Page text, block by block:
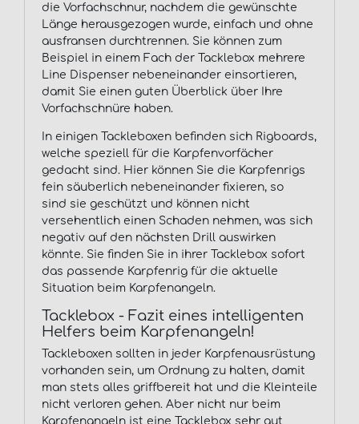
die Vorfachschnur, nachdem die gewünschte
Länge herausgezogen wurde, einfach und ohne
ausfransen durchtrennen. Sie können zum
Beispiel in einem Fach der Tacklebox mehrere
Line Dispenser nebeneinander einsortieren,
damit Sie einen guten Überblick über Ihre
Vorfachschnüre haben.
In einigen Tackleboxen befinden sich Rigboards,
welche speziell für die Karpfenvorfächer
gedacht sind. Hier können Sie die Karpfenrigs
fein säuberlich nebeneinander fixieren, so
sind sie geschützt und können nicht
versehentlich einen Schaden nehmen, was sich
negativ auf den nächsten Drill auswirken
könnte. Sie finden Sie in ihrer Tacklebox sofort
das passende Karpfenrig für die aktuelle
Situation beim Karpfenangeln.
Tacklebox - Fazit eines intelligenten
Helfers beim Karpfenangeln!
Tackleboxen sollten in jeder Karpfenausrüstung
vorhanden sein, um Ordnung zu halten, damit
man stets alles griffbereit hat und die Kleinteile
nicht verloren gehen. Aber nicht nur beim
Karpfenangeln ist eine Tacklebox sehr gut